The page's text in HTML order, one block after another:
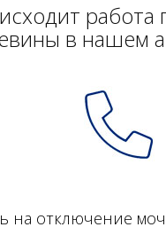
в нашем
на отключение